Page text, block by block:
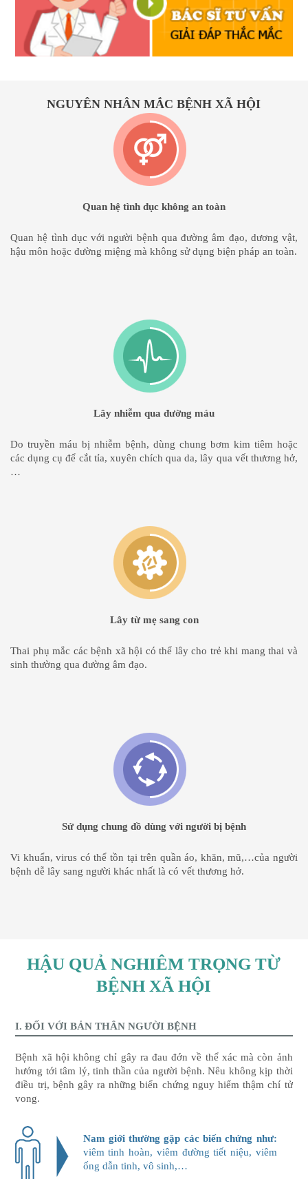
NGUYÊN NHÂN MẮC BỆNH XÃ HỘI
Quan hệ tình dục không an toàn
Quan hệ tình dục với người bệnh qua đường âm đạo, dương vật,
hậu môn hoặc đường miệng mà không sử dụng biện pháp an toàn.
Lây nhiễm qua đường máu
Do truyền máu bị nhiễm bệnh, dùng chung bơm kim tiêm hoặc
các dụng cụ để cắt tỉa, xuyên chích qua da, lây qua vết thương hở,
…
Lây từ mẹ sang con
Thai phụ mắc các bệnh xã hội có thể lây cho trẻ khi mang thai và
sinh thường qua đường âm đạo.
Sử dụng chung đồ dùng với người bị bệnh
Vi khuẩn, virus có thể tồn tại trên quần áo, khăn, mũ,…của người
bệnh dễ lây sang người khác nhất là có vết thương hở.
HẬU QUẢ NGHIÊM TRỌNG TỪ
BỆNH XÃ HỘI
I. ĐỐI VỚI BẢN THÂN NGƯỜI BỆNH
Bệnh xã hội không chỉ gây ra đau đớn về thể xác mà còn ảnh
hưởng tới tâm lý, tinh thần của người bệnh. Nêu không kịp thời
điều trị, bệnh gây ra những biến chứng nguy hiểm thậm chí tử
vong.
Nam giới thường gặp các biến chứng như:
viêm tinh hoàn, viêm đường tiết niệu, viêm
ống dẫn tinh, vô sinh,…